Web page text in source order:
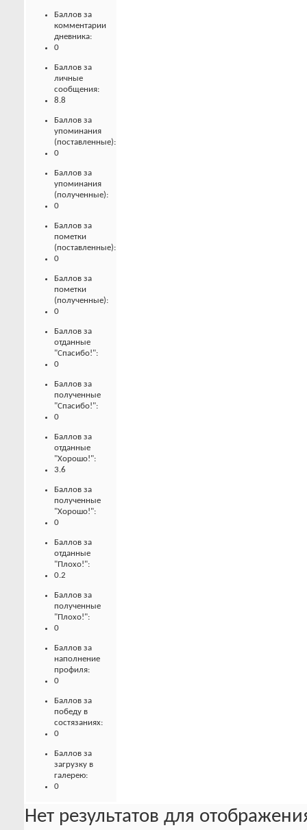
Баллов за
комментарии
дневника:
0
Баллов за
личные
сообщения:
8.8
Баллов за
упоминания
(поставленные):
0
Баллов за
упоминания
(полученные):
0
Баллов за
пометки
(поставленные):
0
Баллов за
пометки
(полученные):
0
Баллов за
отданные
"Спасибо!":
0
Баллов за
полученные
"Спасибо!":
0
Баллов за
отданные
"Хорошо!":
3.6
Баллов за
полученные
"Хорошо!":
0
Баллов за
отданные
"Плохо!":
0.2
Баллов за
полученные
"Плохо!":
0
Баллов за
наполнение
профиля:
0
Баллов за
победу в
состязаниях:
0
Баллов за
загрузку в
галерею:
0
Нет результатов для